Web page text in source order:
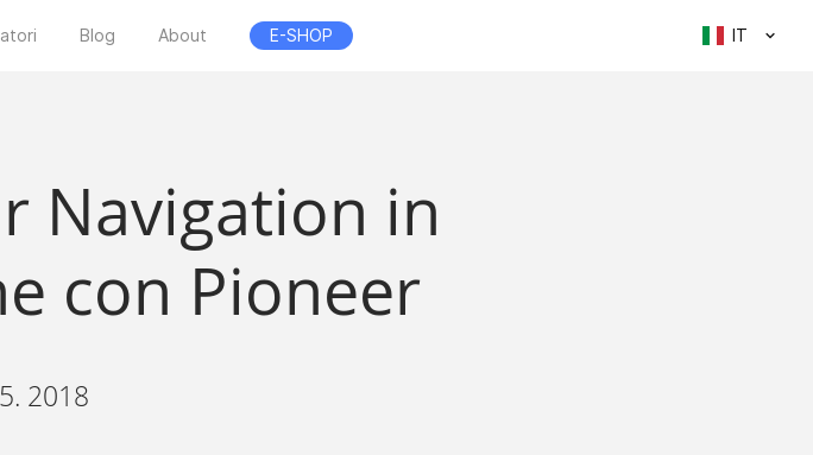
Blog About E-SHOP IT
Navigation in
con Pioneer
2018